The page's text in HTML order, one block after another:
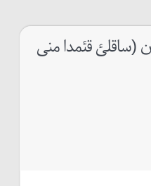
(ساقلئ قئمدا منی